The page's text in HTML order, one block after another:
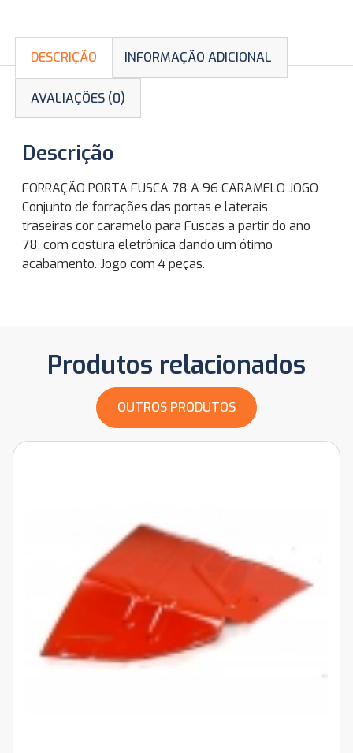
DESCRIÇÃO INFORMAÇÃO ADICIONAL
AVALIAÇÕES (0)
Descrição
FORRAÇÃO PORTA FUSCA 78 A 96 CARAMELO JOGO
Conjunto de forrações das portas e laterais
traseiras cor caramelo para Fuscas a partir do ano
78, com costura eletrônica dando um ótimo
acabamento. Jogo com 4 peças.
Produtos relacionados
OUTROS PRODUTOS